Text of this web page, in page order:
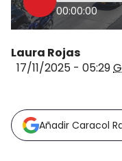
00:00:00
Laura Rojas
17/11/2025 - 05:29
Añadir Caracol